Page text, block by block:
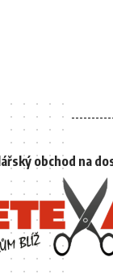
obchod na